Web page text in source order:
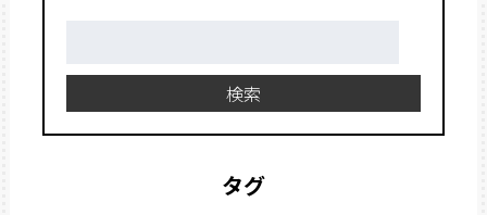
検索
タグ